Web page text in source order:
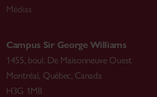
Médias
Campus Sir George Williams
1455, boul. De Maisonneuve Ouest
Montréal, Québec, Canada
H3G 1M8